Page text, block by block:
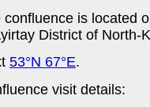
confluence is located
District of North-
53°N 67°E.
visit details: